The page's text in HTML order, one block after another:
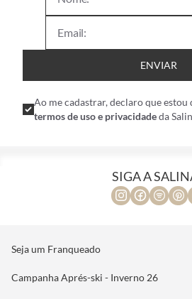
ENVIAR
Ao me cadastrar, declaro que estou
termos de uso e privacidadeda
SIGA A
Seja um Franqueado
Campanha Aprés-ski - Inverno 26